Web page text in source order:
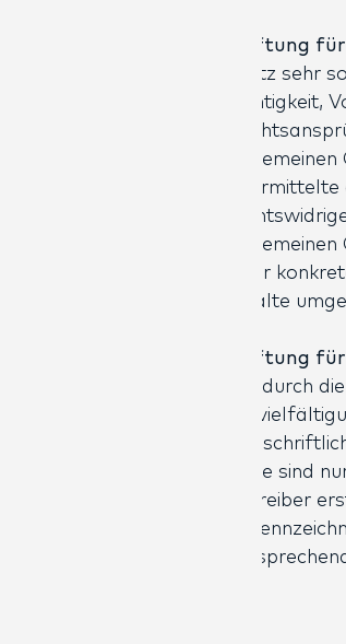
Haftung
Trotz sehr
Richtigkeit,
einer
Inhalte
Haftung
Die durch
der
Seite sind
Betreiber